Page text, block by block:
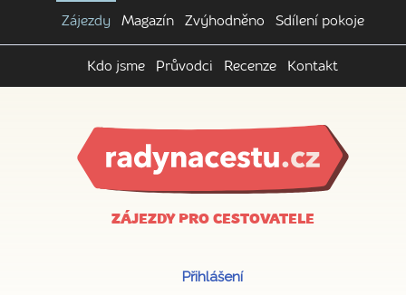
Zájezdy Magazín Zvýhodněno Sdílení pokoje
Kdo jsme Průvodci Recenze Kontakt
ZÁJEZDY PRO CESTOVATELE
Přihlášení